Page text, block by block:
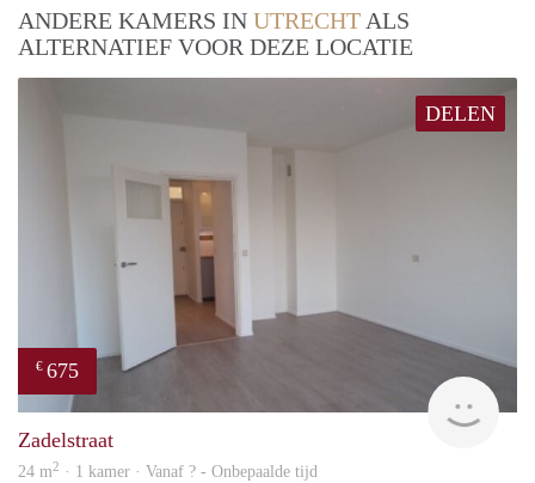
ANDERE KAMERS IN UTRECHT ALS
ALTERNATIEF VOOR DEZE LOCATIE
DELEN
€ 675
Zadelstraat
24 m2 · 1 kamer · Vanaf ? - Onbepaalde tijd